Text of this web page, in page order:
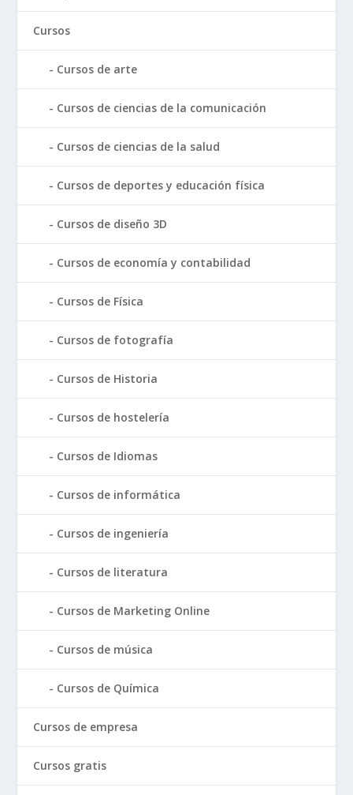
Cursos
Cursos de arte
Cursos de ciencias de la comunicación
Cursos de ciencias de la salud
Cursos de deportes y educación física
Cursos de diseño 3D
Cursos de economía y contabilidad
Cursos de Física
Cursos de fotografía
Cursos de Historia
Cursos de hostelería
Cursos de Idiomas
Cursos de informática
Cursos de ingeniería
Cursos de literatura
Cursos de Marketing Online
Cursos de música
Cursos de Química
Cursos de empresa
Cursos gratis